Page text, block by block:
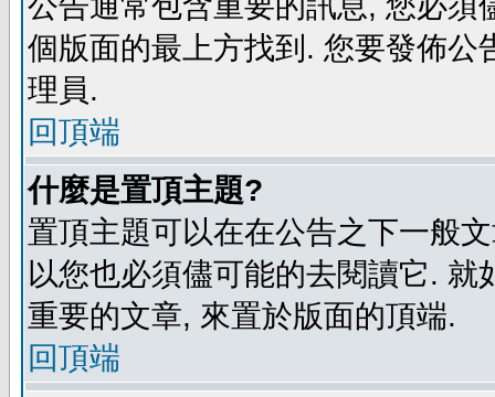
個版面的最上方找到. 您要發佈
理員.
回頂端
什麼是置頂主題?
置頂主題可以在在公告之下一般
以您也必須儘可能的去閱讀它.
重要的文章, 來置於版面的頂端.
回頂端